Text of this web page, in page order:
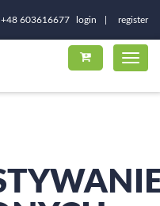
+48 603616677 login register